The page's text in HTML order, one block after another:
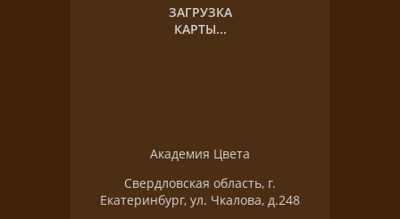
ЗАГРУЗКА
КАРТЫ...
Академия Цвета
Свердловская область, г.
Екатеринбург, ул. Чкалова, д.248